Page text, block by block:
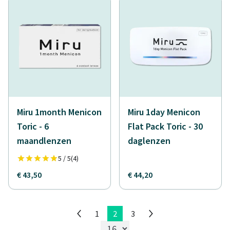
Miru 1month Menicon
Toric - 6
maandlenzen
5 / 5(4)
€ 43,50
Miru 1day Menicon
Flat Pack Toric - 30
daglenzen
€ 44,20
1 2 3